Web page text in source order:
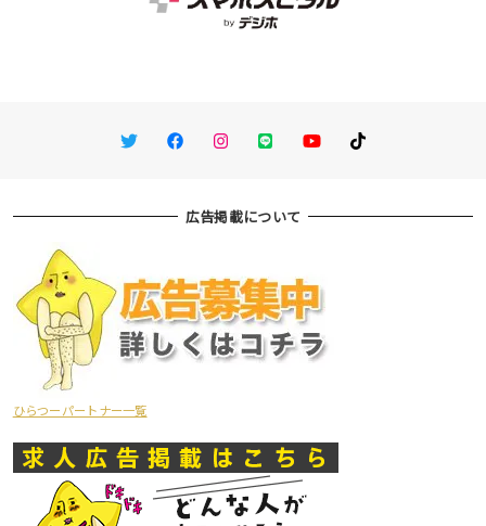
TwitterFacebookInstagram
LINE You TubeTikTok
広告掲載について
ひらつーパートナー一覧